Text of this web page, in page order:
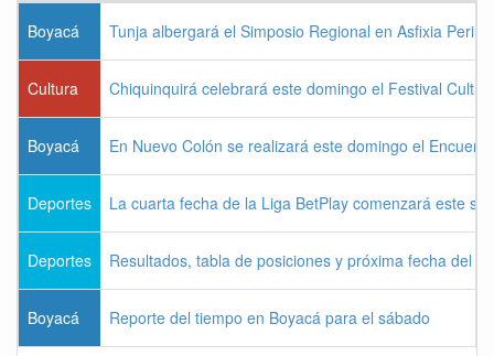
Boyacá Tunja albergará el Simposio Regional en Asfixia
Cultura Chiquinquirá celebrará este domingo el Festival
Boyacá En Nuevo Colón se realizará este domingo el
Deportes La cuarta fecha de la Liga BetPlay comenzará este
Deportes Resultados, tabla de posiciones y próxima fecha del
Boyacá Reporte del tiempo en Boyacá para el sábado